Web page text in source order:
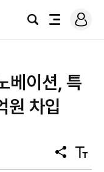
검
전
로
그
베이션, 특
원 차입
공
유
텍
스